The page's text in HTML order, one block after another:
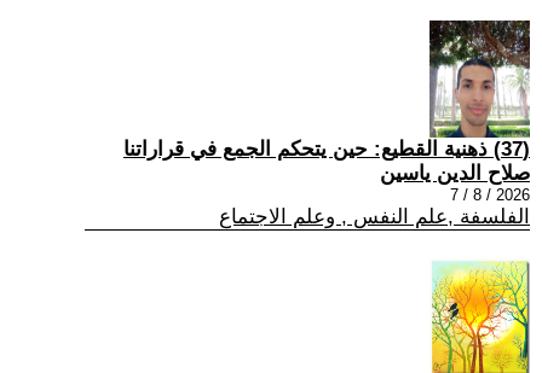
(37) ذهنية القطيع: حين يتحكم الجمع في قراراتنا
صلاح الدين ياسين
2026 / 8 / 7
الفلسفة ,علم النفس , وعلم الاجتماع